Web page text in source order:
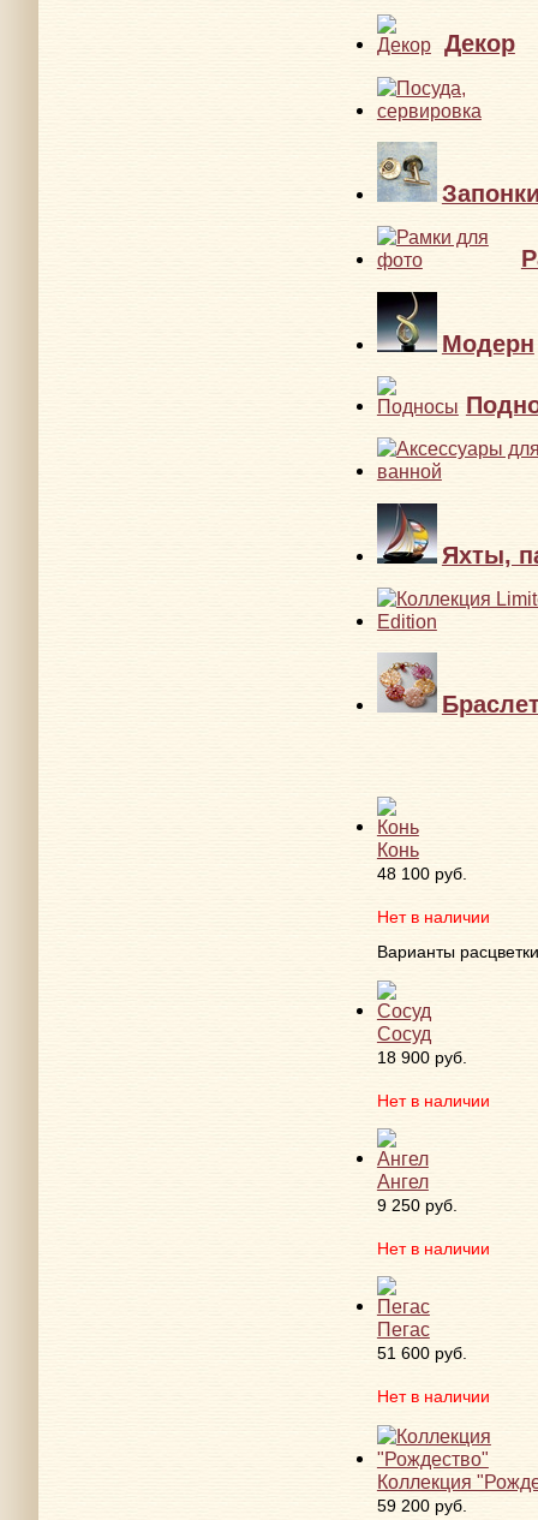
Декор
Модерн
Яхты,
Конь
48 100 руб.
Нет в наличии
Варианты расцветки
Сосуд
18 900 руб.
Нет в наличии
Ангел
9 250 руб.
Нет в наличии
Пегас
51 600 руб.
Нет в наличии
Коллекция
59 200 руб.